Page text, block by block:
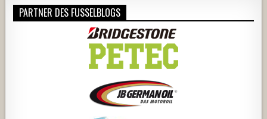
PARTNER DES FUSSELBLOGS